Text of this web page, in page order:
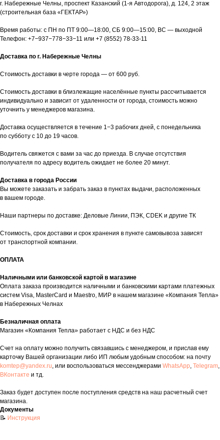
г. Набережные Челны, проспект Казанский (1-я Автодорога), д. 124, 2 этаж
(строительная база «ГЕКТАР»)
Время работы: с ПН по ПТ 9:00—18:00, СБ 9:00—15:00, ВС — выходной
Телефон: +7−937−778−33−11 или +7 (8552) 78-33-11
Доставка по г. Набережные Челны
Стоимость доставки в черте города — от 600 руб.
Стоимость доставки в близлежащие населённые пункты рассчитывается
индивидуально и зависит от удаленности от города, стоимость можно
уточнить у менеджеров магазина.
Доставка осуществляется в течение 1−3 рабочих дней, с понедельника
по субботу с 10 до 19 часов.
Водитель свяжется с вами за час до приезда. В случае отсутствия
получателя по адресу водитель ожидает не более 20 минут.
Доставка в города России
Вы можете заказать и забрать заказ в пунктах выдачи, расположенных
в вашем городе.
Наши партнеры по доставке: Деловые Линии, ПЭК, CDEK и другие ТК
Стоимость, срок доставки и срок хранения в пункте самовывоза зависят
от транспортной компании.
ОПЛАТА
Наличными или банковской картой в магазине
Оплата заказа производится наличными и банковскими картами платежных
систем Visa, MasterCard и Maestro, МИР в нашем магазине «Компания Тепла»
в Набережных Челнах
Безналичная оплата
Магазин «Компания Тепла» работает с НДС и без НДС
Счет на оплату можно получить связавшись с менеджером, и прислав ему
карточку Вашей организации либо ИП любым удобным способом: на почту
komtep@yandex.ru, или воспользоваться мессенджерами WhatsApp, Telegram,
ВКонтакте и тд.
Заказ будет доступен после поступления средств на наш расчетный счет
магазина.
Документы
📝 Инструкция
Контакты
Почта: komtep@yandex.ru
+7 (8552) 78-33-11